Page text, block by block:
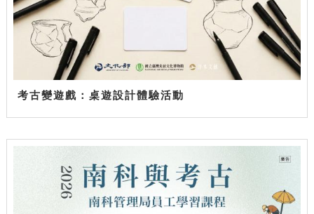
考古變遊戲：桌遊設計體驗活動